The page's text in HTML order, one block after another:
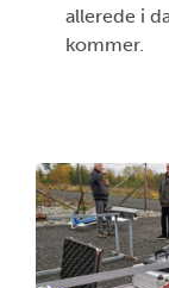
allerede i
kommer.